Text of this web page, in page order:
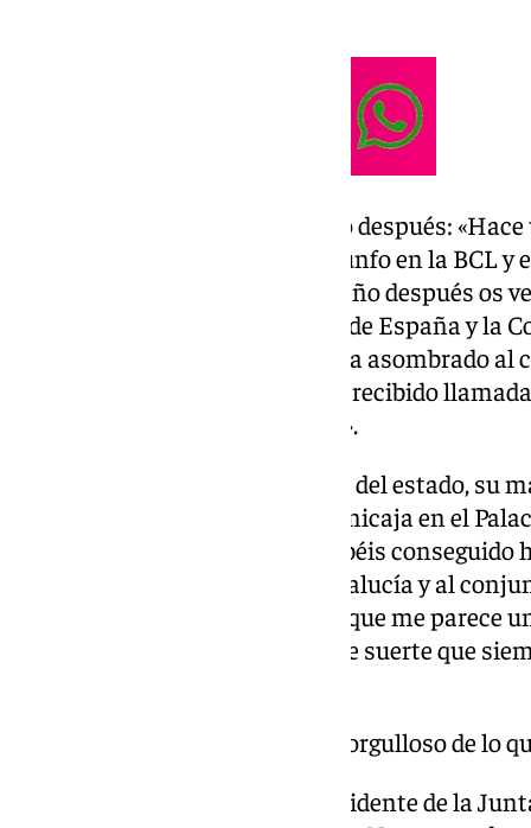
Encuentro con el equipo un año después:
Palacio de San Telmo tras el triunfo en la BCL
más. Es algo sorprendente, un año después os
Intercontinental, la Supercopa de España y la
años. Un ciclo de triunfos que ha asombrado
españoles y en toda Europa. He recibido
de qué está pasando en Málaga».
Reconocimiento: «El propio jefe del estado, su
primera vez en la historia del Unicaja en el
prueba más solemne de que habéis
que sueña a Unicaja sino a Andalucía y al
títulos y lo habéis hecho con lo que me parece
talento, la actitud, un poquito de suerte que
me siento profundamente orgulloso de lo
Mensajes de felicitación al presidente de la